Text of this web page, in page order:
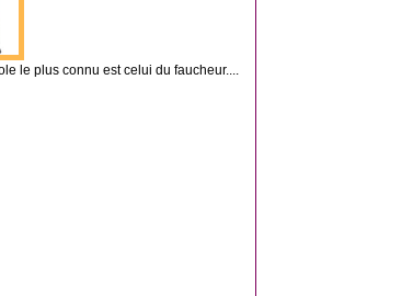
le plus connu est celui du faucheur....